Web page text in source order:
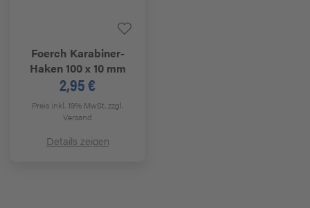
Foerch Karabiner-
Haken 100 x 10 mm
2,95 €
Preis inkl. 19% MwSt.zzgl.
Versand
Details zeigen